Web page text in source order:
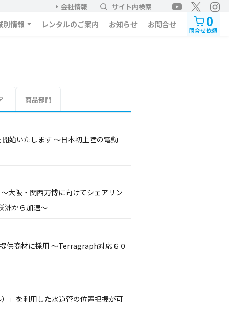
会社情報 サイト内検索
別情報 レンタルのご案内 お知らせ お問合せ 0
問合せ依頼
商品部門
始いたします ～日本初上陸の電動
大阪・関西万博に向けてシェアリン
洲から加速～
供商材に採用 ～Terragraph対応６０
」を利用した水道管の位置把握が可